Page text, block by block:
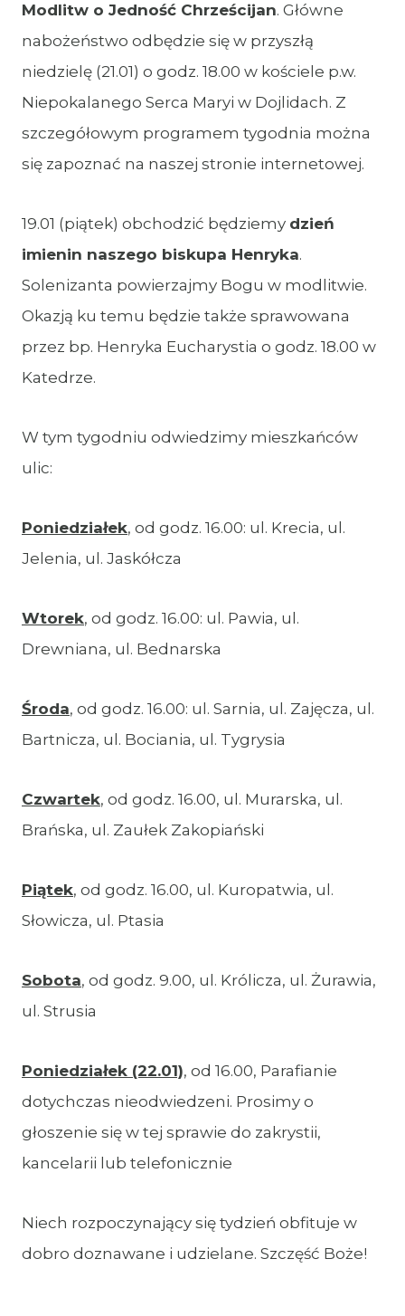
Modlitw o Jedność Chrześcijan. Główne
nabożeństwo odbędzie się w przyszłą
niedzielę (21.01) o godz. 18.00 w kościele p.w.
Niepokalanego Serca Maryi w Dojlidach. Z
szczegółowym programem tygodnia można
się zapoznać na naszej stronie internetowej.
19.01 (piątek) obchodzić będziemy dzień
imienin naszego biskupa Henryka.
Solenizanta powierzajmy Bogu w modlitwie.
Okazją ku temu będzie także sprawowana
przez bp. Henryka Eucharystia o godz. 18.00 w
Katedrze.
W tym tygodniu odwiedzimy mieszkańców
ulic:
Poniedziałek, od godz. 16.00: ul. Krecia, ul.
Jelenia, ul. Jaskółcza
Wtorek, od godz. 16.00: ul. Pawia, ul.
Drewniana, ul. Bednarska
Środa, od godz. 16.00: ul. Sarnia, ul. Zajęcza, ul.
Bartnicza, ul. Bociania, ul. Tygrysia
Czwartek, od godz. 16.00, ul. Murarska, ul.
Brańska, ul. Zaułek Zakopiański
Piątek, od godz. 16.00, ul. Kuropatwia, ul.
Słowicza, ul. Ptasia
Sobota, od godz. 9.00, ul. Królicza, ul. Żurawia,
ul. Strusia
Poniedziałek (22.01), od 16.00, Parafianie
dotychczas nieodwiedzeni. Prosimy o
głoszenie się w tej sprawie do zakrystii,
kancelarii lub telefonicznie
Niech rozpoczynający się tydzień obfituje w
dobro doznawane i udzielane. Szczęść Boże!